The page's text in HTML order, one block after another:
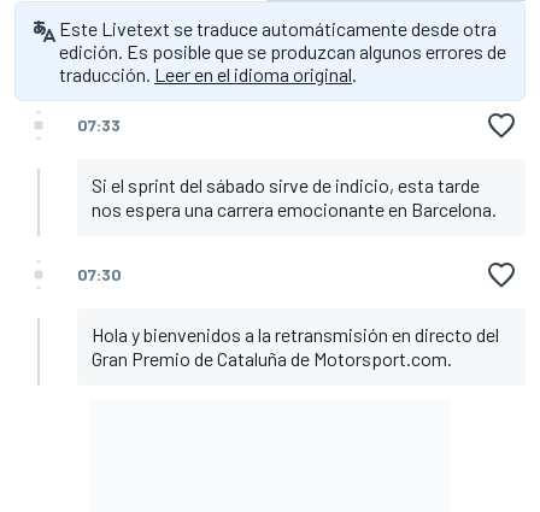
Este Livetext se traduce automáticamente desde otra
edición. Es posible que se produzcan algunos errores de
traducción. Leer en el idioma original.
07:33
Si el sprint del sábado sirve de indicio, esta tarde
nos espera una carrera emocionante en Barcelona.
07:30
Hola y bienvenidos a la retransmisión en directo del
Gran Premio de Cataluña de Motorsport.com.